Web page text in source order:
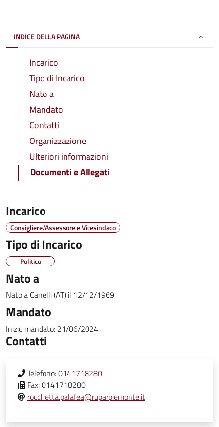
INDICE DELLA PAGINA
Incarico
Tipo di Incarico
Nato a
Mandato
Contatti
Organizzazione
Ulteriori informazioni
Documenti e Allegati
Incarico
Consigliere/Assessore e Vicesindaco
Tipo di Incarico
Politico
Nato a
Nato a Canelli (AT) il 12/12/1969
Mandato
Inizio mandato: 21/06/2024
Contatti
Telefono:0141718280
Fax:0141718280
rocchetta.palafea@ruparpiemonte.it